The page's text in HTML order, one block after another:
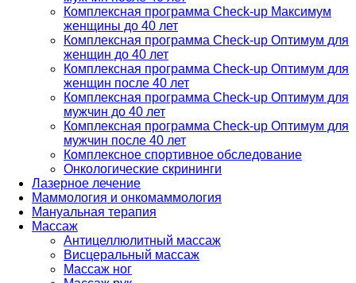
Комплексная программа Check-up Максимум
женщины до 40 лет
Комплексная программа Check-up Оптимум для
женщин до 40 лет
Комплексная программа Check-up Оптимум для
женщин после 40 лет
Комплексная программа Check-up Оптимум для
мужчин до 40 лет
Комплексная программа Check-up Оптимум для
мужчин после 40 лет
Комплексное спортивное обследование
Онкологические скрининги
Лазерное лечение
Маммология и онкомаммология
Мануальная терапия
Массаж
Антицеллюлитный массаж
Висцеральный массаж
Массаж ног